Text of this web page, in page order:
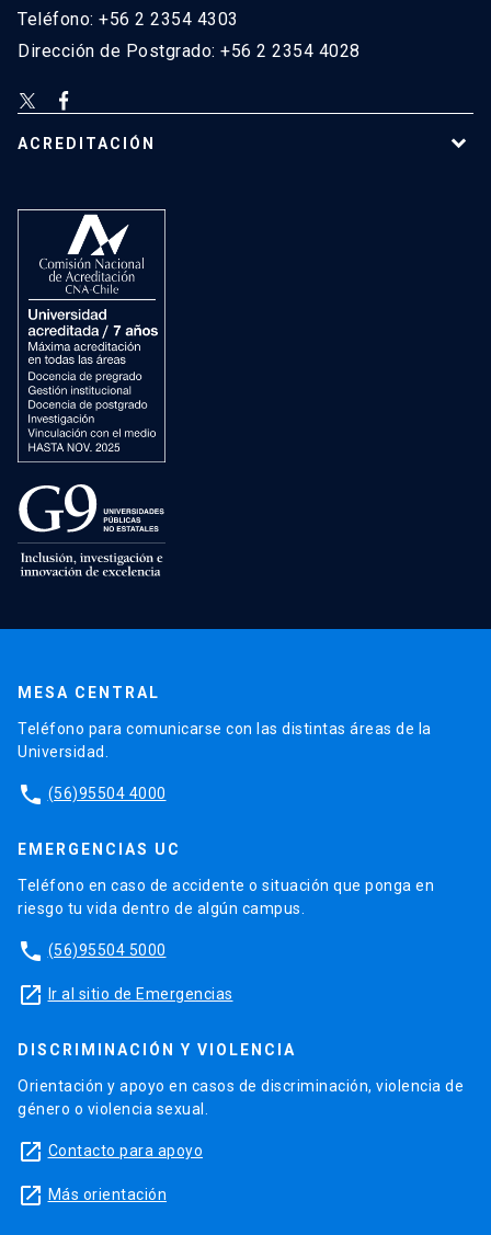
Teléfono: +56 2 2354 4303
Dirección de Postgrado: +56 2 2354 4028
ACREDITACIÓN
MESA CENTRAL
Teléfono para comunicarse con las distintas áreas de la
Universidad.
phone (56)95504 4000
EMERGENCIAS UC
Teléfono en caso de accidente o situación que ponga en
riesgo tu vida dentro de algún campus.
phone (56)95504 5000
launch Ir al sitio de Emergencias
DISCRIMINACIÓN Y VIOLENCIA
Orientación y apoyo en casos de discriminación, violencia de
género o violencia sexual.
launch Contacto para apoyo
launch Más orientación